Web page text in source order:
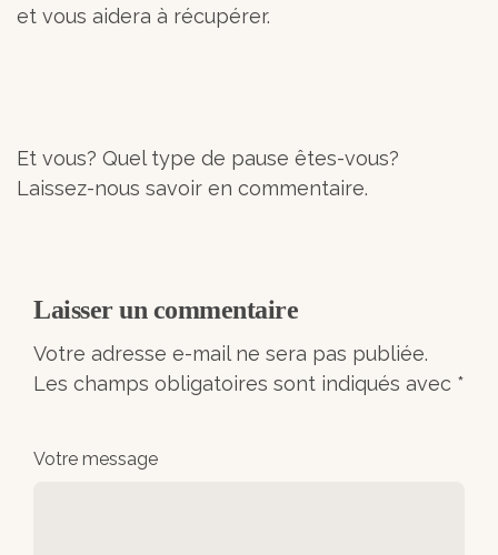
et vous aidera à récupérer.
Et vous? Quel type de pause êtes-vous?
Laissez-nous savoir en commentaire.
Laisser un commentaire
Votre adresse e-mail ne sera pas publiée.
Les champs obligatoires sont indiqués avec *
Votre message